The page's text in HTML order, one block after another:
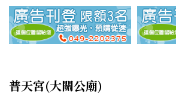
普天宮(大關公廟)